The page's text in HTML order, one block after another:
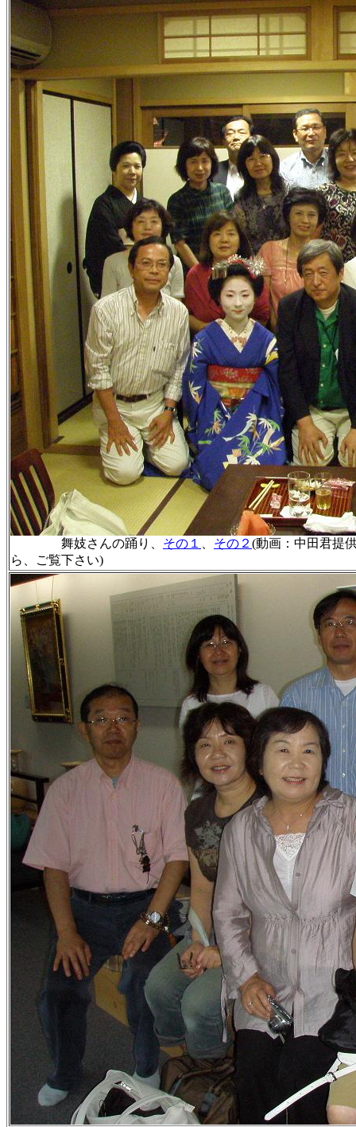
舞妓さんの踊り、 その１ その２ (動画：中田君提
ら、ご覧下さい)